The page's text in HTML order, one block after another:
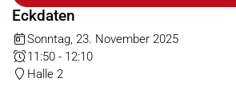
Eckdaten
Sonntag, 23. November 2025
11:50 - 12:10
Halle 2